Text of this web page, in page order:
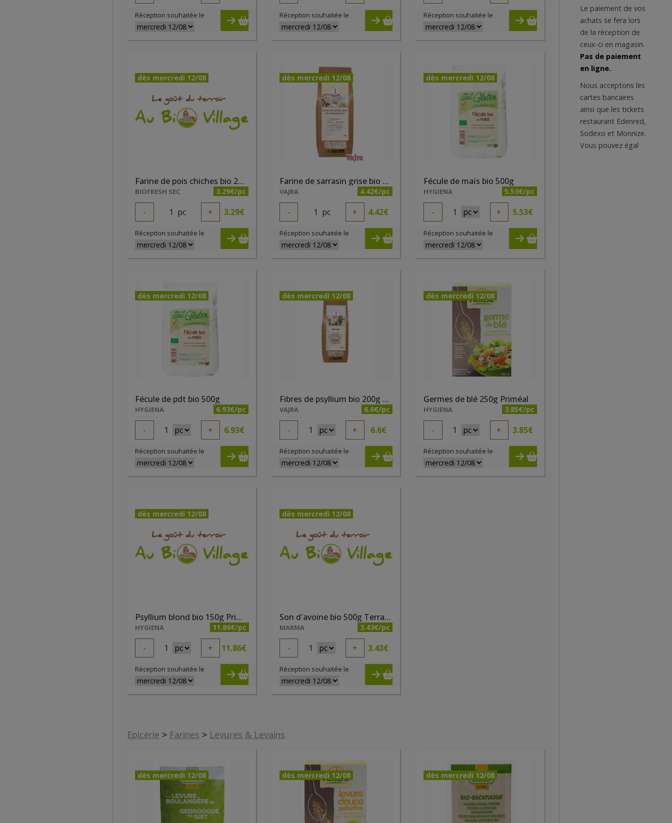
Réception souhaitée le Réception souhaitée le Réception souhaitée le
dès mercredi 12/08
Farine de pois chiches bio 275g Joannus
BIOFRESH SEC 3.29€/pc
- 1 pc + 3.29€
Réception souhaitée le
dès mercredi 12/08
Farine de sarrasin grise bio 500g
VAJRA 4.42€/pc
- 1 pc + 4.42€
Réception souhaitée le
dès mercredi 12/08
Fécule de maïs bio 500g
HYGIENA 5.53€/pc
- 1 + 5.53€
Réception souhaitée le
dès mercredi 12/08
Fécule de pdt bio 500g
HYGIENA 6.93€/pc
- 1 + 6.93€
Réception souhaitée le
dès mercredi 12/08
Fibres de psyllium bio 200g Origami
VAJRA 6.6€/pc
- 1 + 6.6€
Réception souhaitée le
dès mercredi 12/08
Germes de blé 250g Priméal
HYGIENA 3.85€/pc
- 1 + 3.85€
Réception souhaitée le
dès mercredi 12/08
Psyllium blond bio 150g Priméal
HYGIENA 11.86€/pc
- 1 + 11.86€
Réception souhaitée le
dès mercredi 12/08
Son d'avoine bio 500g Terrasana
MARMA 3.43€/pc
- 1 + 3.43€
Réception souhaitée le
Epicerie > Farines > Levures & Levains
dès mercredi 12/08 dès mercredi 12/08 dès mercredi 12/08
Le paiement de vos
achats se fera lors
de la réception de
ceux-ci en magasin.
Pas de paiement
en ligne.
Nous acceptons les
cartes bancaires
ainsi que les tickets
restaurant Edenred,
Sodexo et Monnize.
Vous pouvez égal